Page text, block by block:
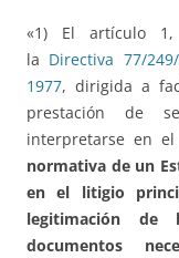
«1) El artículo
la Directiva 77/
1977, dirigida a
prestación de
interpretarse en
normativa de un
en el litigio
legitimación
documentos